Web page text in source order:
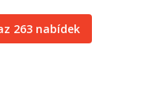
263 nabídek